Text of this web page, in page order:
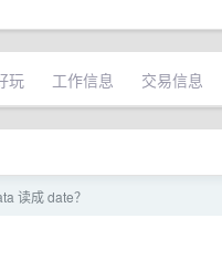
玩 工作信息 交易信息
读成 date？